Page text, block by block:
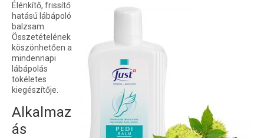
Élénkítő, frissítő
hatású lábápoló
balzsam.
Összetételének
köszönhetően a
mindennapi
lábápolás
tökéletes
kiegészítője.
Alkalmaz
ás